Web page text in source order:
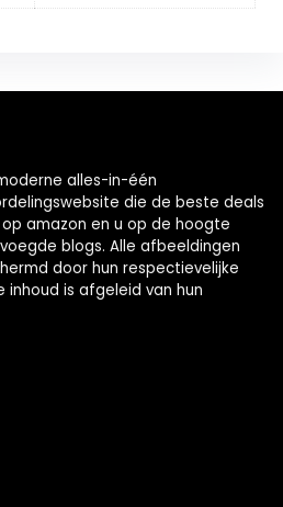
alles-in-één
die de beste deals
amazon en u op de hoogte
blogs. Alle afbeeldingen
door hun respectievelijke
is afgeleid van hun